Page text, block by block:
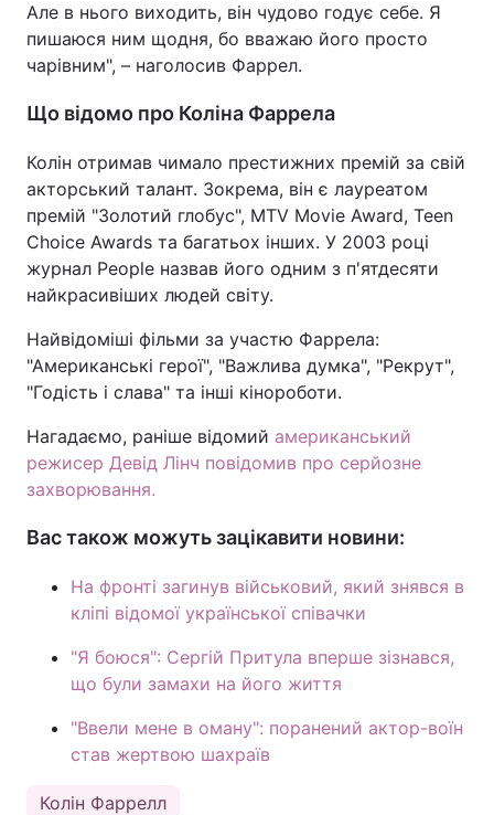
Але в нього виходить, він чудово годує себе. Я
пишаюся ним щодня, бо вважаю його просто
чарівним", – наголосив Фаррел.
Що відомо про Коліна Фаррела
Колін отримав чимало престижних премій за свій
акторський талант. Зокрема, він є лауреатом
премій "Золотий глобус", MTV Movie Award, Teen
Choice Awards та багатьох інших. У 2003 році
журнал People назвав його одним з п'ятдесяти
найкрасивіших людей світу.
Найвідоміші фільми за участю Фаррела:
"Американські герої", "Важлива думка", "Рекрут",
"Годість і слава" та інші кінороботи.
Нагадаємо, раніше відомий американський
режисер Девід Лінч повідомив про серйозне
захворювання.
Вас також можуть зацікавити новини:
На фронті загинув військовий, який знявся в
кліпі відомої української співачки
"Я боюся": Сергій Притула вперше зізнався,
що були замахи на його життя
"Ввели мене в оману": поранений актор-воїн
став жертвою шахраїв
Колін Фаррелл